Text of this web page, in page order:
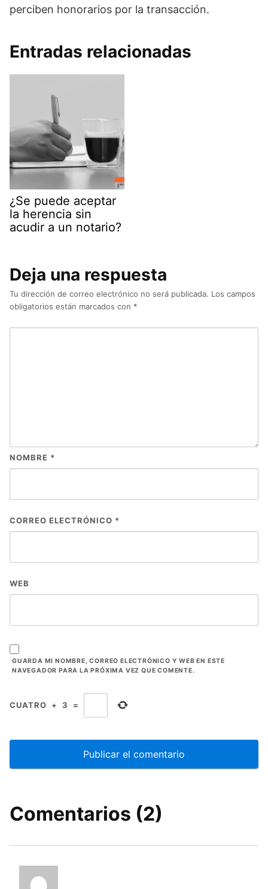
perciben honorarios por la transacción.
Entradas relacionadas
¿Se puede aceptar
la herencia sin
acudir a un notario?
Deja una respuesta
Tu dirección de correo electrónico no será publicada. Los campos
obligatorios están marcados con *
NOMBRE *
CORREO ELECTRÓNICO *
WEB
GUARDA MI NOMBRE, CORREO ELECTRÓNICO Y WEB EN ESTE
NAVEGADOR PARA LA PRÓXIMA VEZ QUE COMENTE.
CUATRO + 3 =
Comentarios (2)